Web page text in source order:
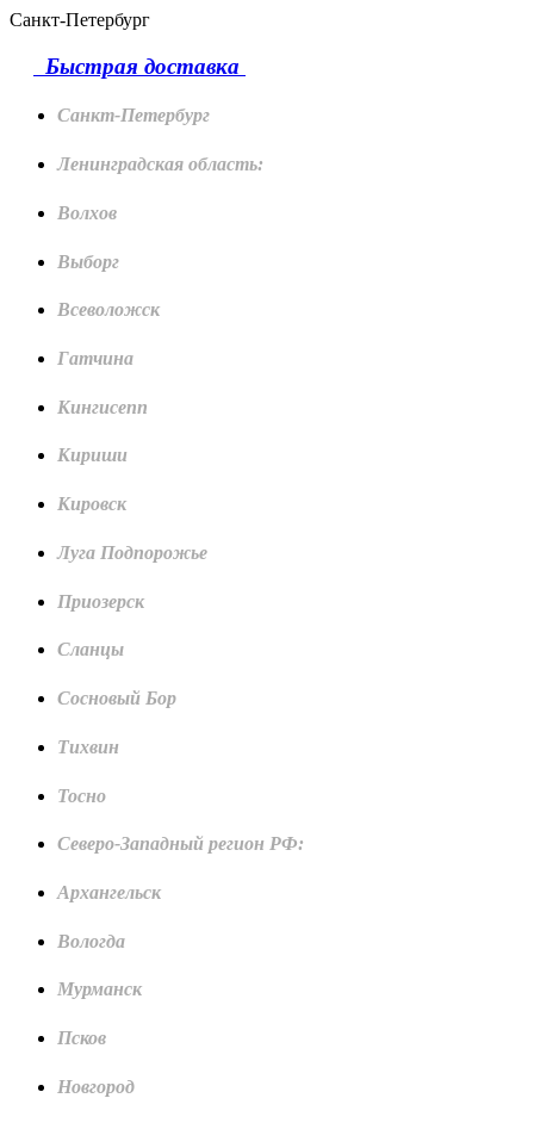
Санкт-Петербург
Быстрая доставка
Санкт-Петербург
Ленинградская область:
Волхов
Выборг
Всеволожск
Гатчина
Кингисепп
Кириши
Кировск
Луга Подпорожье
Приозерск
Сланцы
Сосновый Бор
Тихвин
Тосно
Северо-Западный регион РФ:
Архангельск
Вологда
Мурманск
Псков
Новгород